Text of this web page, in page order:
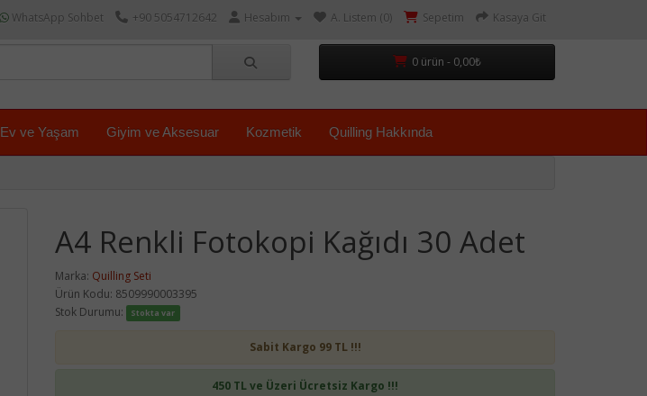
WhatsApp Sohbet +90 5054712642 Hesabım A. Listem (0) Sepetim Kasaya Git
0 ürün - 0,00₺
Ev ve Yaşam Giyim ve Aksesuar Kozmetik Quilling Hakkında
A4 Renkli Fotokopi Kağıdı 30 Adet
Marka: Quilling Seti
Ürün Kodu: 8509990003395
Stok Durumu:
Stokta var
Sabit Kargo 99 TL !!!
450 TL ve Üzeri Ücretsiz Kargo !!!